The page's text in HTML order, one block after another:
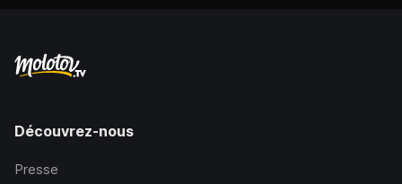
Découvrez-nous
Presse